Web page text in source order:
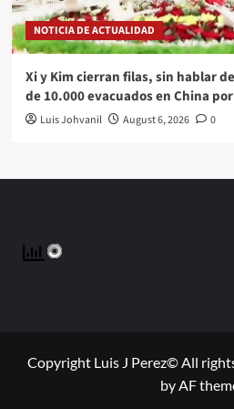
NOTICIA DE ACTUALIDAD
Xi y Kim cierran filas, sin hablar
de 10.000 evacuados en China
Luis Johvanil August 6, 2026 0
Copyright Luis J Perez© All
by AF